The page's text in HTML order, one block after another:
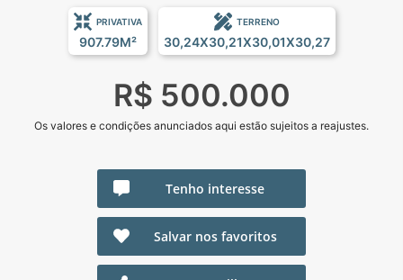
PRIVATIVA
907.79M²
TERRENO
30,24X30,21X30,01X30,27
R$ 500.000
Os valores e condições anunciados aqui estão sujeitos a reajustes.
Tenho interesse
Salvar nos favoritos